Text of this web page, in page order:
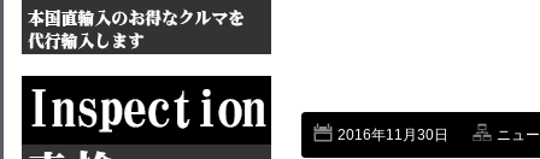
2016年11月30日 ニュ